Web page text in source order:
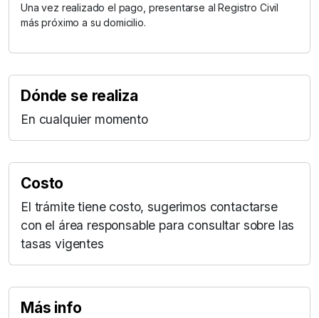
Una vez realizado el pago, presentarse al Registro Civil
más próximo a su domicilio.
Dónde se realiza
En cualquier momento
Costo
El trámite tiene costo, sugerimos contactarse
con el área responsable para consultar sobre las
tasas vigentes
Más info